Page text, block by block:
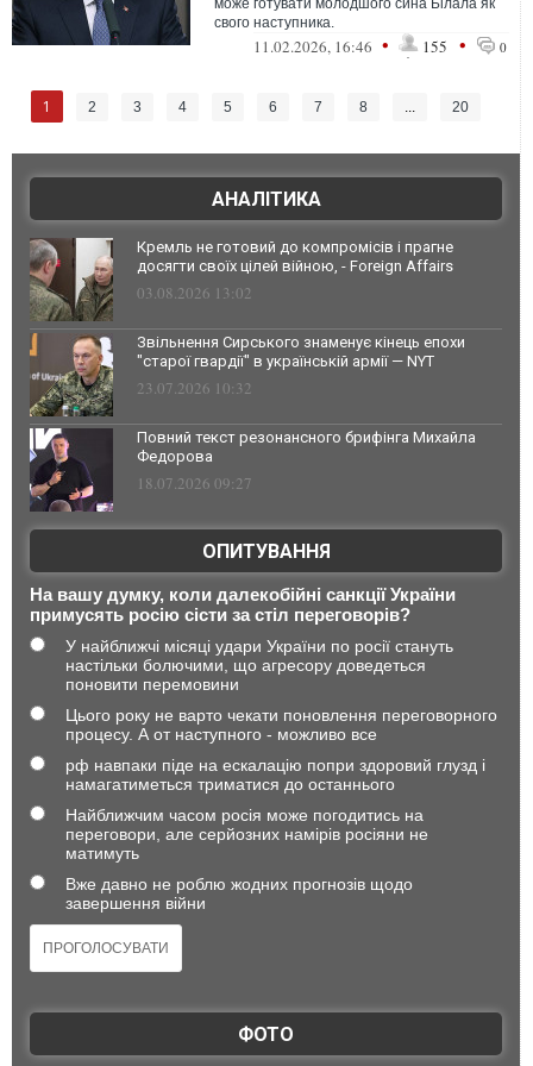
може готувати молодшого сина Білала як
свого наступника.
11.02.2026, 16:46 • 155 • 0
1 2 3 4 5 6 7 8 ... 20
АНАЛІТИКА
Кремль не готовий до компромісів і прагне
досягти своїх цілей війною, - Foreign Affairs
03.08.2026 13:02
Звільнення Сирського знаменує кінець епохи
"старої гвардії" в українській армії — NYT
23.07.2026 10:32
Повний текст резонансного брифінга Михайла
Федорова
18.07.2026 09:27
ОПИТУВАННЯ
На вашу думку, коли далекобійні санкції України
примусять росію сісти за стіл переговорів?
У найближчі місяці удари України по росії стануть
настільки болючими, що агресору доведеться
поновити перемовини
Цього року не варто чекати поновлення переговорного
процесу. А от наступного - можливо все
рф навпаки піде на ескалацію попри здоровий глузд і
намагатиметься триматися до останнього
Найближчим часом росія може погодитись на
переговори, але серйозних намірів росіяни не
матимуть
Вже давно не роблю жодних прогнозів щодо
завершення війни
ФОТО